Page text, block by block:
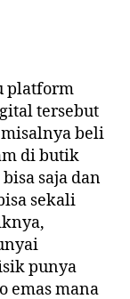
platform
tersebut
beli
di butik
saja dan
sekali
punya
emas mana